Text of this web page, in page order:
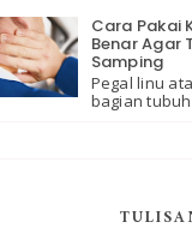
Cara Pakai
Benar Agar
Samping
Pegal linu
bagian